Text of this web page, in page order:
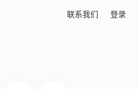
联系我们 登录